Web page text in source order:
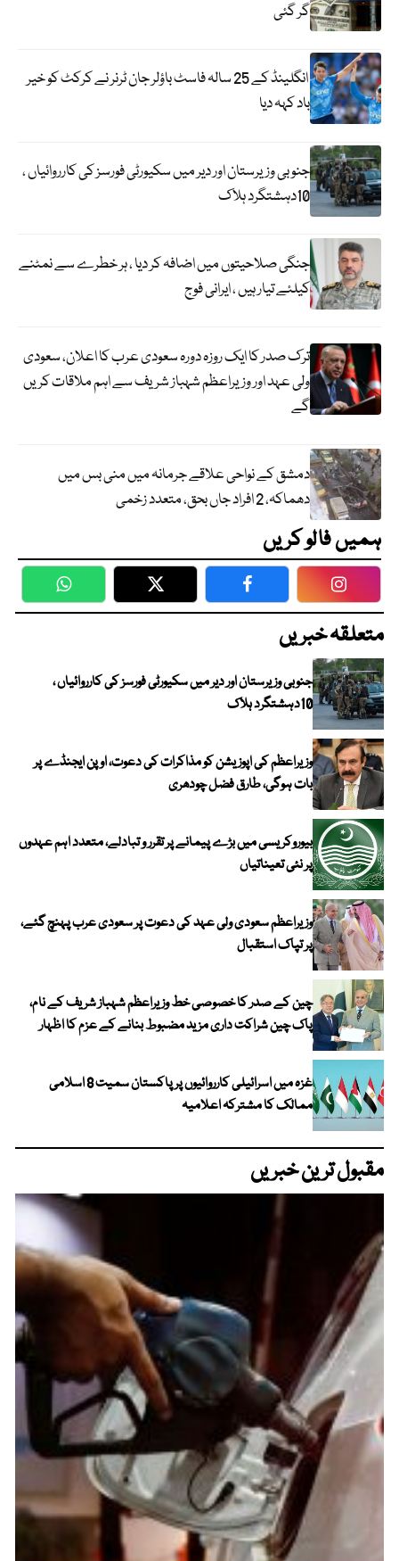
گر گئی
انگلینڈ کے 25 سالہ فاسٹ باؤلر جان ٹرنر نے کرکٹ کو خیر
باد کہہ دیا
جنوبی وزیرستان اور دیر میں سکیورٹی فورسز کی کارروائیاں ،
10دہشتگرد ہلاک
جنگی صلاحیتوں میں اضافہ کر دیا ، ہر خطرے سے نمٹنے
کیلئے تیار ہیں ، ایرانی فوج
ترک صدر کا ایک روزہ دورہ سعودی عرب کا اعلان، سعودی
ولی عہد اور وزیراعظم شہباز شریف سے اہم ملاقات کریں
گے
دمشق کے نواحی علاقے جرمانہ میں منی بس میں
دھماکہ، 2 افراد جاں بحق، متعدد زخمی
ہمیں فالو کریں
WhatsApp Twitter Facebook
متعلقہ خبریں
جنوبی وزیرستان اور دیر میں سکیورٹی فورسز کی کارروائیاں ،
10دہشتگرد ہلاک
وزیراعظم کی اپوزیشن کو مذاکرات کی دعوت، اوپن ایجنڈے پر
بات ہوگی، طارق فضل چودھری
بیوروکریسی میں بڑے پیمانے پر تقرر و تبادلے، متعدد اہم عہدوں
پر نئی تعیناتیاں
وزیراعظم سعودی ولی عہد کی دعوت پر سعودی عرب پہنچ گئے،
پر تپاک استقبال
چین کے صدر کا خصوصی خط وزیراعظم شہباز شریف کے نام،
پاک چین شراکت داری مزید مضبوط بنانے کے عزم کا اظہار
غزہ میں اسرائیلی کارروائیوں پر پاکستان سمیت 8 اسلامی
ممالک کا مشترکہ اعلامیہ
مقبول ترین خبریں